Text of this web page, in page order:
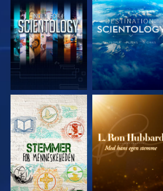
UDFORSK SERIEN UDFORSK SERIEN